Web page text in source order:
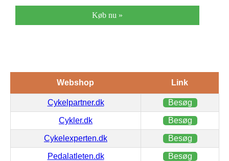
Køb nu »
Webshop Link
Cykelpartner.dk Besøg
Cykler.dk Besøg
Cykelexperten.dk Besøg
Pedalatleten.dk Besøg